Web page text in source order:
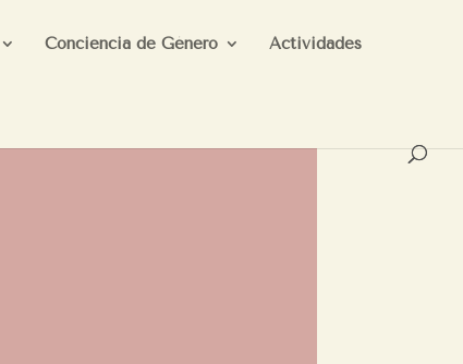
Conciencia de Género Actividades